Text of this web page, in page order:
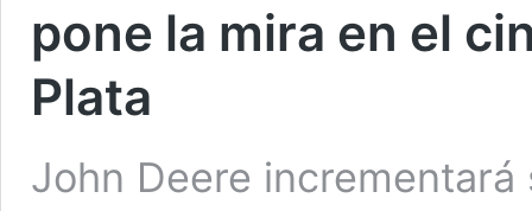
pone la mira en el
Plata
John Deere